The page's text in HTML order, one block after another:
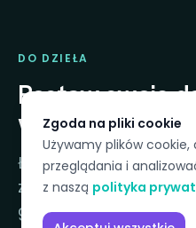
DO DZIEŁA
Postaw swoje
w kilka tygodni,
Łączymy Twoje
zarządzany model i
gotowe do użycia.
Zgoda na pliki cookie
Używamy plików
przeglądania i
z naszą polityka